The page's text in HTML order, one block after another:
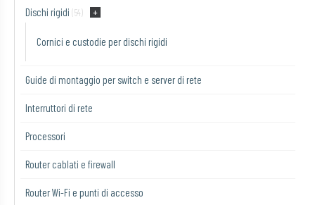
Dischi rigidi (54)
Cornici e custodie per dischi rigidi
Guide di montaggio per switch e server di rete
Interruttori di rete
Processori
Router cablati e firewall
Router Wi-Fi e punti di accesso